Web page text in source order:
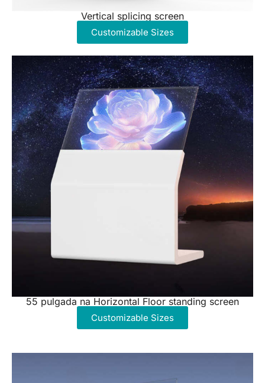
Vertical splicing screen
Customizable Sizes
55 pulgada na Horizontal Floor standing screen
Customizable Sizes